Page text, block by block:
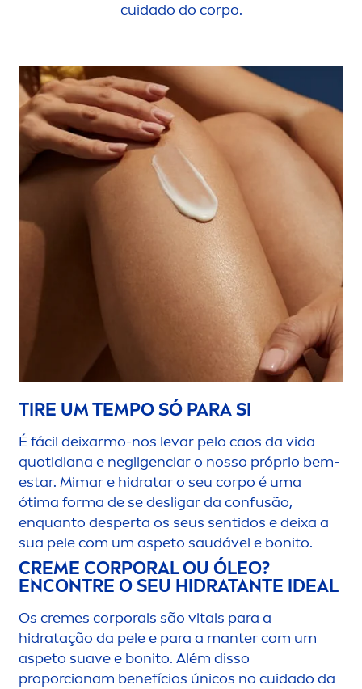
cuidado do corpo.
TIRE UM TEMPO SÓ PARA SI
É fácil deixarmo-nos levar pelo caos da vida
quotidiana e negligenciar o nosso próprio bem-
estar. Mimar e hidratar o seu corpo é uma
ótima forma de se desligar da confusão,
enquanto desperta os seus sentidos e deixa a
sua pele com um aspeto saudável e bonito.
CREME CORPORAL OU ÓLEO?
ENCONTRE O SEU HIDRATANTE IDEAL
Os cremes corporais são vitais para a
hidratação da pele e para a manter com um
aspeto suave e bonito. Além disso
proporcionam benefícios únicos no cuidado da